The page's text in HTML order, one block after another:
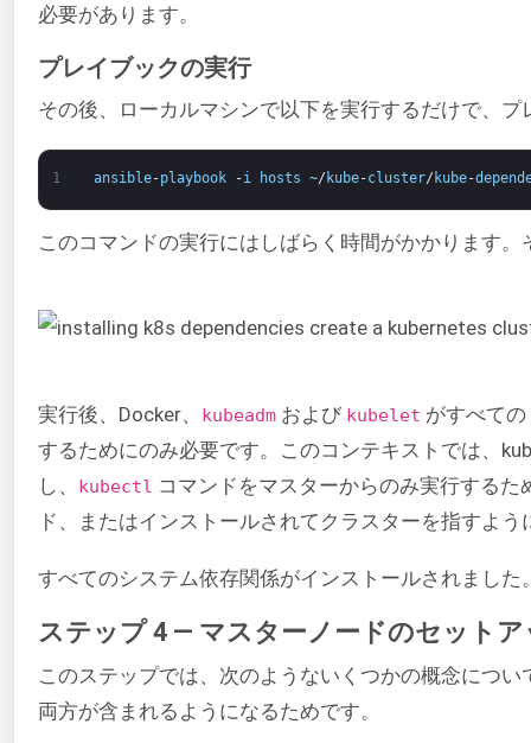
必要があります。
プレイブックの実行
その後、ローカルマシンで以下を実行するだけで、
1 ansible-playbook -i hosts ~/ kube-cluster/ kube-
このコマンドの実行にはしばらく時間がかかります
実行後、Docker、 kubeadm および kubelet がすべて
するためにのみ必要です。このコンテキストでは、
し、
kubectl コマンドをマスターからのみ実行する
ド、またはインストールされてクラスターを指すよ
すべてのシステム依存関係がインストールされまし
ステップ 4 — マスターノードのセットア
このステップでは、次のようないくつかの概念につい
両方が含まれるようになるためです。